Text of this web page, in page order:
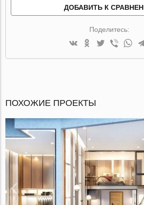
ДОБАВИТЬ К
Поделитесь:
ПОХОЖИЕ ПРОЕКТЫ